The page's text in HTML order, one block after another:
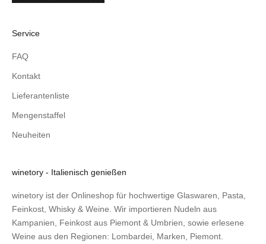
Service
FAQ
Kontakt
Lieferantenliste
Mengenstaffel
Neuheiten
winetory - Italienisch genießen
winetory ist der Onlineshop für hochwertige Glaswaren, Pasta,
Feinkost, Whisky & Weine. Wir importieren Nudeln aus
Kampanien, Feinkost aus Piemont & Umbrien, sowie erlesene
Weine aus den Regionen: Lombardei, Marken, Piemont.